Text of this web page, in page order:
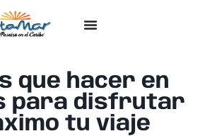
que hacer en
para disfrutar
tu viaje